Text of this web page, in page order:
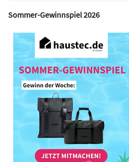
Sommer-Gewinnspiel 2026